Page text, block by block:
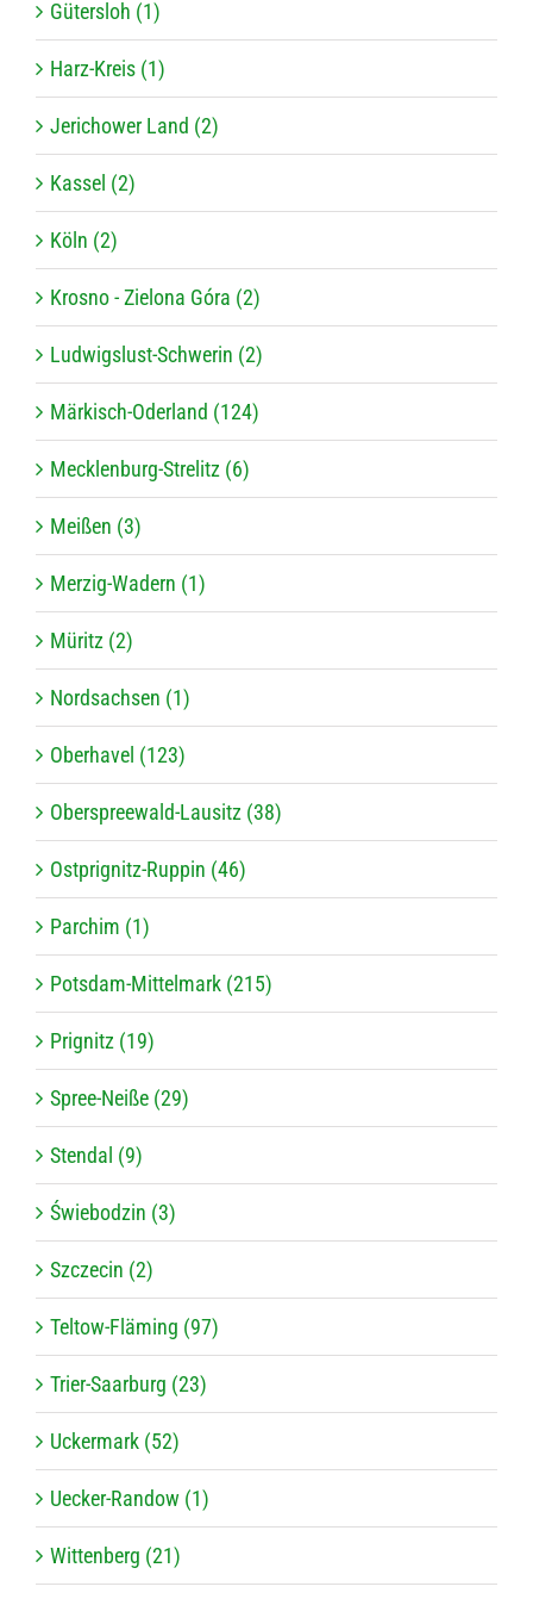
Gütersloh (1)
Harz-Kreis (1)
Jerichower Land (2)
Kassel (2)
Köln (2)
Krosno - Zielona Góra (2)
Ludwigslust-Schwerin (2)
Märkisch-Oderland (124)
Mecklenburg-Strelitz (6)
Meißen (3)
Merzig-Wadern (1)
Müritz (2)
Nordsachsen (1)
Oberhavel (123)
Oberspreewald-Lausitz (38)
Ostprignitz-Ruppin (46)
Parchim (1)
Potsdam-Mittelmark (215)
Prignitz (19)
Spree-Neiße (29)
Stendal (9)
Świebodzin (3)
Szczecin (2)
Teltow-Fläming (97)
Trier-Saarburg (23)
Uckermark (52)
Uecker-Randow (1)
Wittenberg (21)